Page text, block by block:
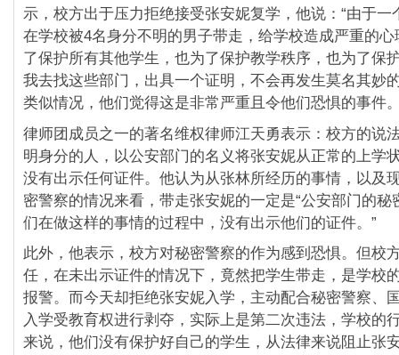
示， 校方出于压力拒绝接受张安妮复学，他说：“由于一
在学校被4名身分不明的男子带走， 给学校造成严重的
了保护所有其他学生， 也为了保护教学秩序，也为了保
我去找这些部门， 出具一个证明，不会再发生莫名其妙
类似情况， 他们觉得这是非常严重且令他们恐惧的事件
律师团成员之一的著名维权律师江天勇表示： 校方的说
明身分的人， 以公安部门的名义将张安妮从正常的上学
没有出示任何证件。他认为从张林所经历的事情， 以及
密警察的情况来看，带走张安妮的一定是“公安部门的秘
们在做这样的事情的过程中， 没有出示他们的证件。”
此外，他表示，校方对秘密警察的作为感到恐惧。 但校
任，在未出示证件的情况下， 竟然把学生带走，是学校
报警。 而今天却拒绝张安妮入学，主动配合秘密警察、
入学受教育权进行剥夺，实际上是第二次违法， 学校的
来说，他们没有保护好自己的学生， 从法律来说阻止张